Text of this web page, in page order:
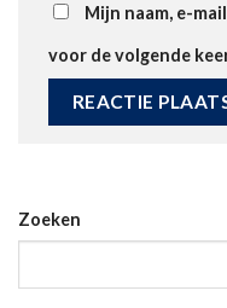
Mijn naam, e-
voor de volgende
Zoeken